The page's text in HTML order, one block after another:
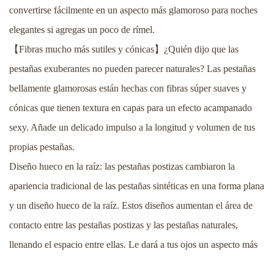
convertirse fácilmente en un aspecto más glamoroso para noches
elegantes si agregas un poco de rímel.
【Fibras mucho más sutiles y cónicas】
¿Quién dijo que las
pestañas exuberantes no pueden parecer naturales? Las pestañas
bellamente glamorosas están hechas con fibras súper suaves y
cónicas que tienen textura en capas para un efecto acampanado
sexy. Añade un delicado impulso a la longitud y volumen de tus
propias pestañas.
Diseño hueco en la raíz: las pestañas postizas cambiaron la
apariencia tradicional de las pestañas sintéticas en una forma plana
y un diseño hueco de la raíz. Estos diseños aumentan el área de
contacto entre las pestañas postizas y las pestañas naturales,
llenando el espacio entre ellas. Le dará a tus ojos un aspecto más